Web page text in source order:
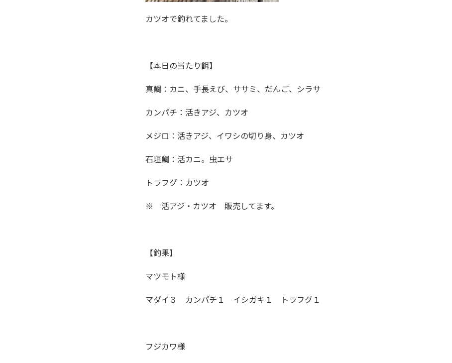
カツオで釣れてました。
【本日の当たり餌】
真鯛：カニ、手長えび、ササミ、だんご、シラサ
カンパチ：活きアジ、カツオ
メジロ：活きアジ、イワシの切り身、カツオ
石垣鯛：活カニ。虫エサ
トラフグ：カツオ
※ 活アジ・カツオ 販売してます。
【釣果】
マツモト様
マダイ３ カンパチ１ イシガキ１ トラフグ１
フジカワ様